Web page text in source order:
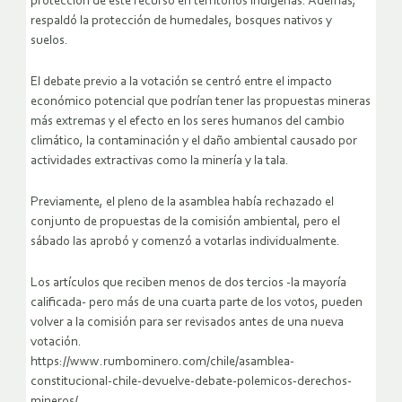
respaldó la protección de humedales, bosques nativos y
suelos.
El debate previo a la votación se centró entre el impacto
económico potencial que podrían tener las propuestas mineras
más extremas y el efecto en los seres humanos del cambio
climático, la contaminación y el daño ambiental causado por
actividades extractivas como la minería y la tala.
Previamente, el pleno de la asamblea había rechazado el
conjunto de propuestas de la comisión ambiental, pero el
sábado las aprobó y comenzó a votarlas individualmente.
Los artículos que reciben menos de dos tercios -la mayoría
calificada- pero más de una cuarta parte de los votos, pueden
volver a la comisión para ser revisados antes de una nueva
votación.
https://www.rumbominero.com/chile/asamblea-
constitucional-chile-devuelve-debate-polemicos-derechos-